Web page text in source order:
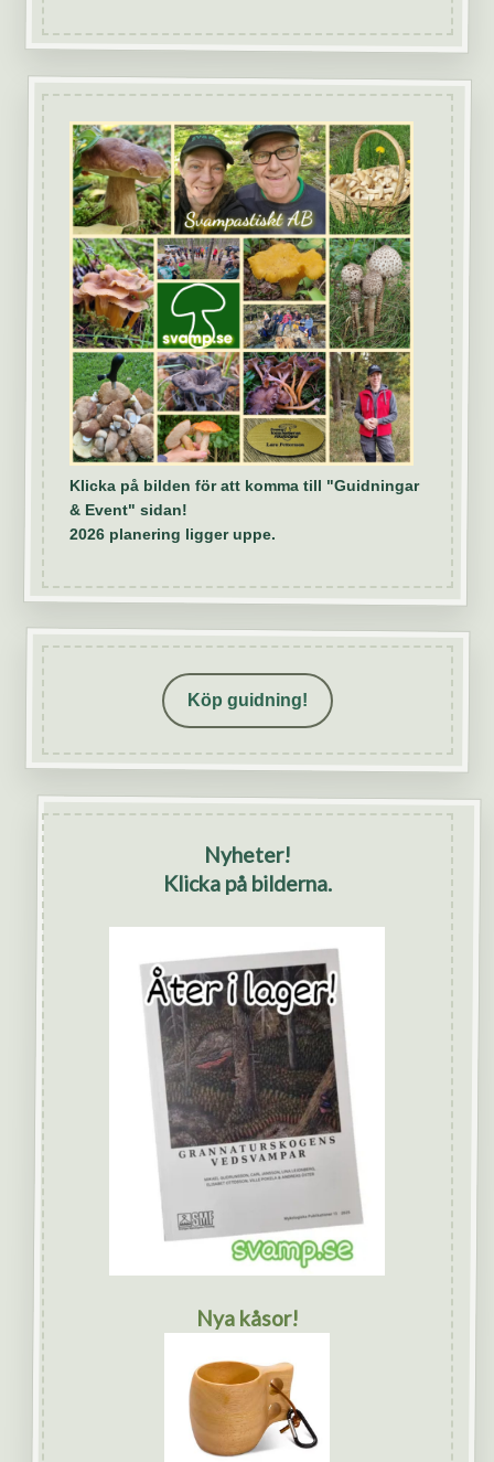
Klicka på bilden för att komma till "Guidningar
& Event" sidan!
2026 planering ligger uppe.
Köp guidning!
Nyheter!
Klicka på bilderna.
Nya kåsor!